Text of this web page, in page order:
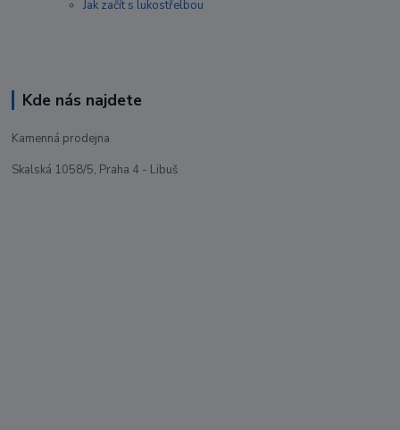
Jak začít s lukostřelbou
Kde nás najdete
Kamenná prodejna
Skalská 1058/5, Praha 4 - Libuš